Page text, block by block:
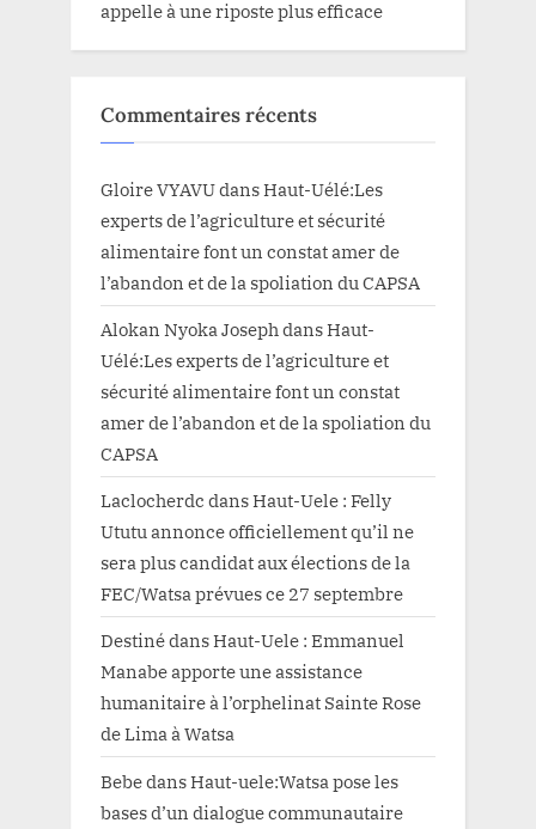
appelle à une riposte plus efficace
Commentaires récents
Gloire VYAVUdansHaut-Uélé:Les
experts de l’agriculture et sécurité
alimentaire font un constat amer de
l’abandon et de la spoliation du CAPSA
Alokan Nyoka JosephdansHaut-
Uélé:Les experts de l’agriculture et
sécurité alimentaire font un constat
amer de l’abandon et de la spoliation du
CAPSA
Laclocherdc dansHaut-Uele : Felly
Ututu annonce officiellement qu’il ne
sera plus candidat aux élections de la
FEC/Watsa prévues ce 27 septembre
DestinédansHaut-Uele : Emmanuel
Manabe apporte une assistance
humanitaire à l’orphelinat Sainte Rose
de Lima à Watsa
BebedansHaut-uele:Watsa pose les
bases d’un dialogue communautaire